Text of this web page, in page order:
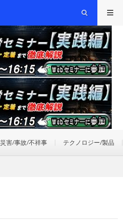
災害/事故/不祥事 テクノロジー/製品